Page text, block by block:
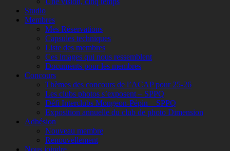
Studio
Membres
Mes Réservations
Capsules techniques
Liste des membres
Ces images qui nous ressemblent
Documents pour les membres
Concours
Thèmes des concours de l’ACAP pour 25-26
Les clubs photos s’exposent – SPPQ
Défi Interclubs Mongeon-Pépin – SPPQ
Exposition annuelle du club de photo Dimension
Adhésion
Nouveau membre
Renouvellement